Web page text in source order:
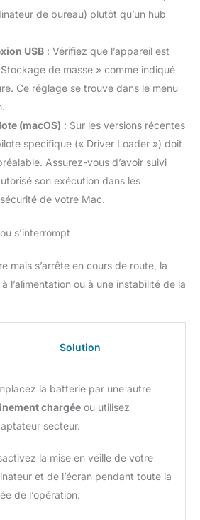
de bureau) plutôt qu’un hub
USB : Vérifiez que l’appareil est
de masse » comme indiqué
Ce réglage se trouve dans le menu
(macOS) : Sur les versions récentes
spécifique (« Driver Loader ») doit
Assurez-vous d’avoir suivi
son exécution dans les
de votre Mac.
s’interrompt
mais s’arrête en cours de route, la
l’alimentation ou à une instabilité de la
Solution
la batterie par une autre
chargée ou utilisez
secteur.
la mise en veille de votre
et de l’écran pendant toute la
de l’opération.